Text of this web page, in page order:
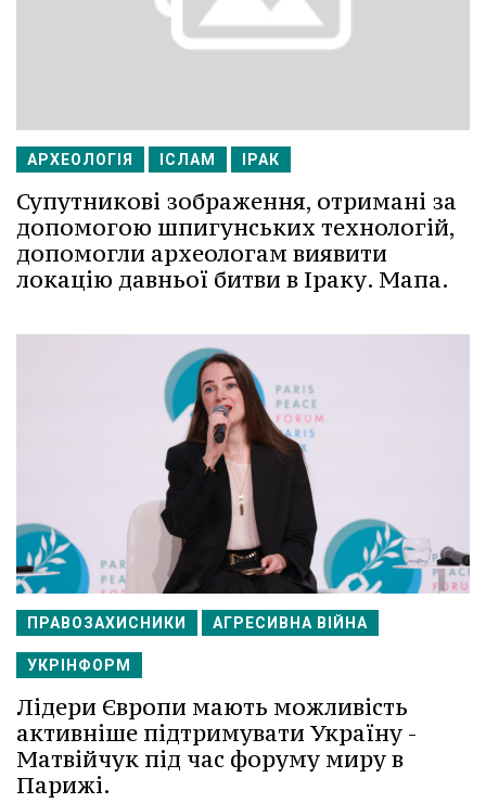
АРХЕОЛОГІЯ ІСЛАМ ІРАК
Супутникові зображення, отримані за
допомогою шпигунських технологій,
допомогли археологам виявити
локацію давньої битви в Іраку. Мапа.
ПРАВОЗАХИСНИКИ АГРЕСИВНА ВІЙНА
УКРІНФОРМ
Лідери Європи мають можливість
активніше підтримувати Україну -
Матвійчук під час форуму миру в
Парижі.